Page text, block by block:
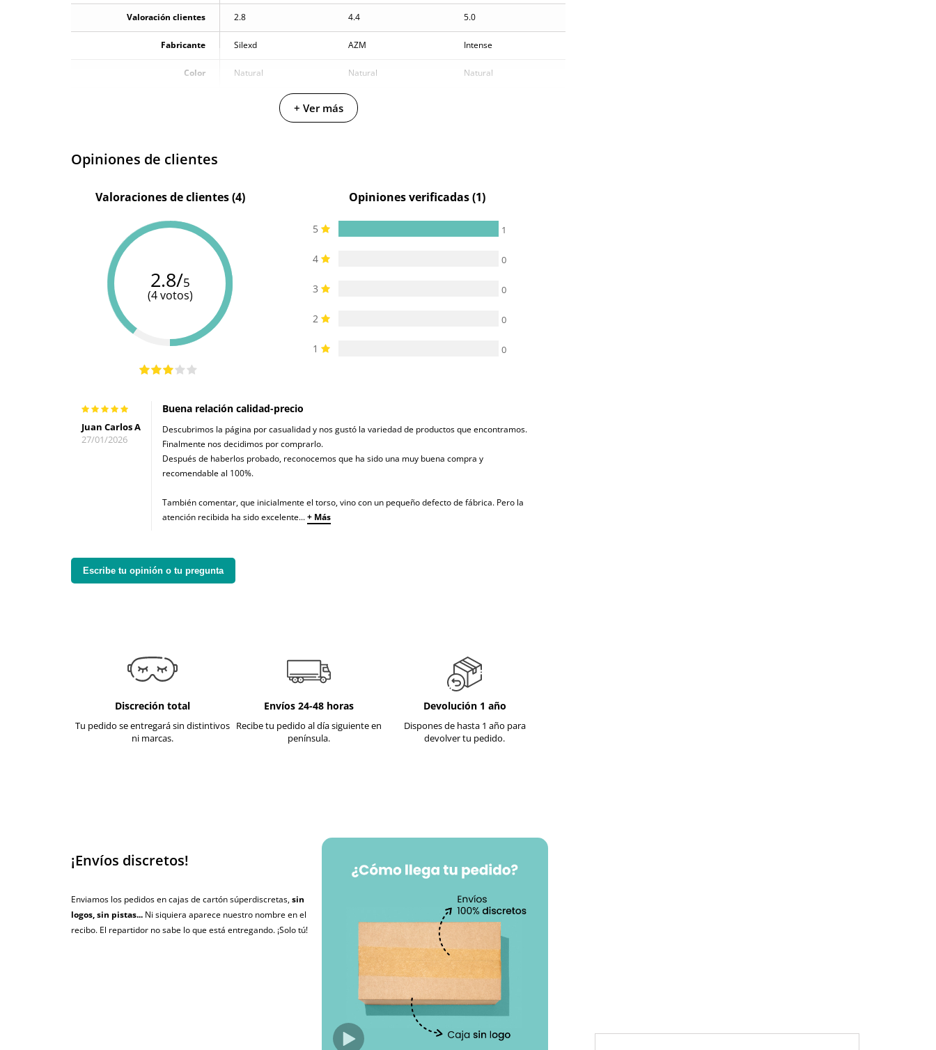
Valoración clientes 2.8 4.4 5.0
Fabricante Silexd AZM Intense
Color Natural Natural Natural
56 cm
+ Ver más
Opiniones de clientes
Valoraciones de clientes (4)
2.8/5
(4 votos)
Opiniones verificadas (1)
5 1
4 0
3 0
2 0
1 0
Juan Carlos A
27/01/2026
Buena relación calidad-precio
Descubrimos la página por casualidad y nos gustó la variedad de productos que encontramos.
Finalmente nos decidimos por comprarlo.
Después de haberlos probado, reconocemos que ha sido una muy buena compra y
recomendable al 100%.
También comentar, que inicialmente el torso, vino con un pequeño defecto de fábrica. Pero la
atención recibida ha sido excelente...+ Más
Escribe tu opinión o tu pregunta
Discreción total
Tu pedido se entregará sin distintivos
ni marcas.
Envíos 24-48 horas
Recibe tu pedido al día siguiente en
península.
Devolución 1 año
Dispones de hasta 1 año para
devolver tu pedido.
¡Envíos discretos!
Enviamos los pedidos en cajas de cartón súperdiscretas,sin
logos, sin pistas... Ni siquiera aparece nuestro nombre en el
recibo. El repartidor no sabe lo que está entregando. ¡Solo tú!